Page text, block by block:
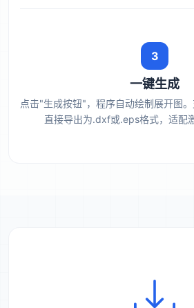
3
一键生成
点击"生成按钮"，程序自动绘制展开图
直接导出为.dxf或.eps格式，适配